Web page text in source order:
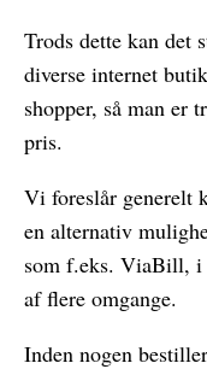
Trods dette kan det
diverse internet
shopper, så man er
pris.
Vi foreslår generelt
en alternativ
som f.eks. ViaBill,
af flere omgange.
Inden nogen